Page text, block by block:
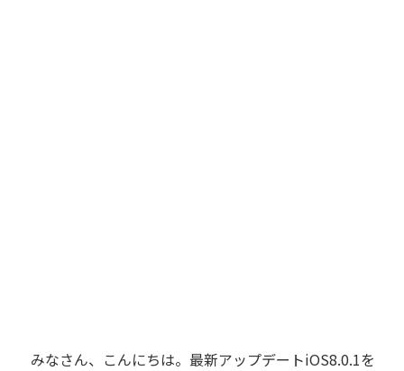
みなさん、こんにちは。最新アップデートiOS8.0.1を